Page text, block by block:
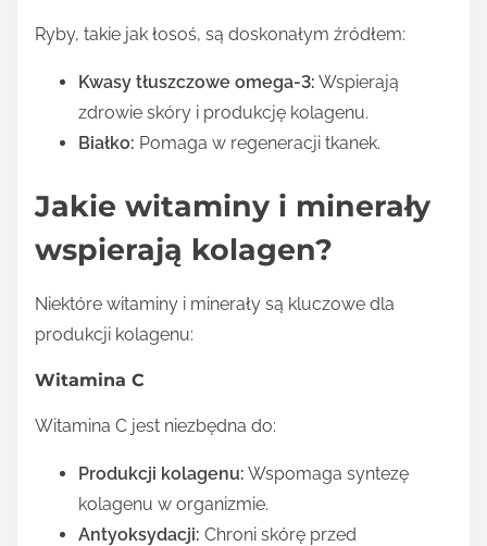
Ryby, takie jak łosoś, są doskonałym źródłem:
Kwasy tłuszczowe omega-3: Wspierają
zdrowie skóry i produkcję kolagenu.
Białko: Pomaga w regeneracji tkanek.
Jakie witaminy i minerały
wspierają kolagen?
Niektóre witaminy i minerały są kluczowe dla
produkcji kolagenu:
Witamina C
Witamina C jest niezbędna do:
Produkcji kolagenu: Wspomaga syntezę
kolagenu w organizmie.
Antyoksydacji: Chroni skórę przed